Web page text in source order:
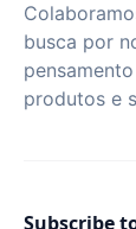
busca por
produtos e
Subscribe